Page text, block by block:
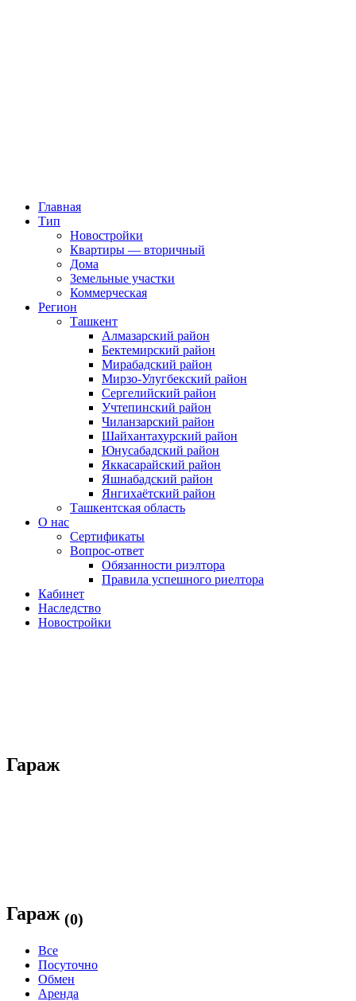
Главная
Тип
Новостройки
Квартиры — вторичный
Дома
Земельные участки
Коммерческая
Регион
Ташкент
Алмазарский район
Бектемирский район
Мирабадский район
Мирзо-Улугбекский район
Сергелийский район
Учтепинский район
Чиланзарский район
Шайхантахурский район
Юнусабадский район
Яккасарайский район
Яшнабадский район
Янгихаётский район
Ташкентская область
О нас
Сертификаты
Вопрос-ответ
Обязанности риэлтора
Правила успешного риелтора
Кабинет
Наследство
Новостройки
Гараж
Гараж (0)
Все
Посуточно
Обмен
Аренда